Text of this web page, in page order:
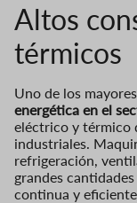
Altos
térmicos
Uno de los
energética en el
eléctrico y térmico
industriales.
refrigeración,
grandes
continua y